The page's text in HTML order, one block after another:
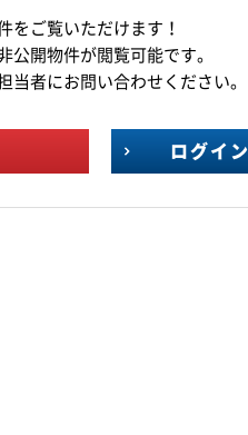
をご覧いただけます！
開物件が閲覧可能です。
者にお問い合わせください。
ログイン